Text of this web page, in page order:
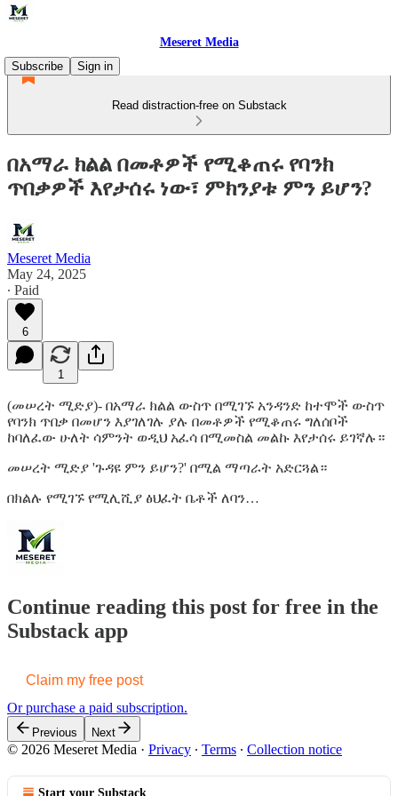
Meseret Media
Subscribe
Sign in
Read distraction-free on Substack
በአማራ ክልል በመቶዎች የሚቆጠሩ የባንክ
ጥበቃዎች እየታሰሩ ነው፣ ምክንያቱ ምን ይሆን?
Meseret Media
May 24, 2025
∙ Paid
6
1
(መሠረት ሚድያ)- በአማራ ክልል ውስጥ በሚገኙ አንዳንድ ከተሞች ውስጥ
የባንክ ጥበቃ በመሆን እያገለገሉ ያሉ በመቶዎች የሚቆጠሩ ግለሰቦች
ከባለፈው ሁለት ሳምንት ወዲህ አፈሳ በሚመስል መልኩ እየታሰሩ ይገኛሉ።
መሠረት ሚድያ 'ጉዳዩ ምን ይሆን?' በሚል ማጣራት አድርጓል።
በክልሉ የሚገኙ የሚሊሺያ ፅህፈት ቤቶች ለባን…
Continue reading this post for free in the
Substack app
Claim my free post
Or purchase a paid subscription.
Previous Next
© 2026 Meseret Media · Privacy ∙ Terms ∙ Collection notice
Start your Substack